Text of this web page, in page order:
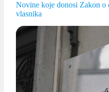
Novine koje donosi Zakon o
vlasnika